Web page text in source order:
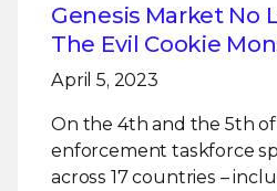
Genesis Market No
The Evil Cookie
April 5, 2023
On the 4th and the 5th of
enforcement taskforce
across 17 countries –